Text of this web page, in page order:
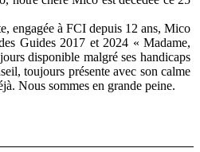
engagée à FCI depuis 12 ans, Mico
Guides 2017 et 2024 « Madame,
disponible malgré ses handicaps
toujours présente avec son calme
Nous sommes en grande peine.